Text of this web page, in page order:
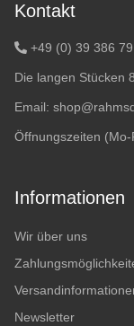
Kontakt
+49 (0) 39 386
Die langen Stücken
Email:
Öffnungszeiten
Informationen
Wir über uns
Newsletter